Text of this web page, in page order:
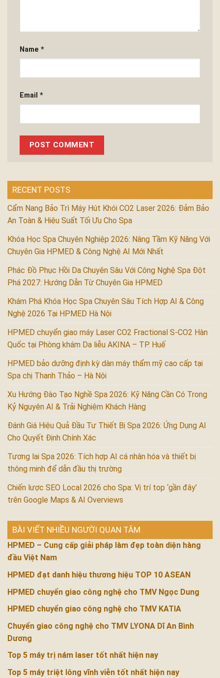
Name *
Email *
RECENT POSTS
Cẩm Nang Bảo Trì Máy Hút Khói CO2 Laser 2026: Đảm Bảo
An Toàn & Hiệu Suất Tối Ưu Cho Spa
Khóa Học Spa Chuyên Nghiệp 2026: Nâng Tầm Kỹ Năng Với
Chuyên Gia HPMED & Công Nghệ AI Mới Nhất
Phác Đồ Phục Hồi Da Chuyên Sâu Với Công Nghệ Spa Đột
Phá 2027: Hướng Dẫn Từ Chuyên Gia HPMED
Khám Phá Khóa Học Spa Chuyên Sâu Tích Hợp AI & Công
Nghệ 2026 Tại HPMED Hà Nội
HPMED chuyển giao máy Laser CO2 Fractional S-CO2 Hàn
Quốc tại Phòng khám Da liễu AKINA – TP. Huế
HPMED bảo dưỡng định kỳ dàn máy thẩm mỹ cao cấp tại
Spa chị Thanh Thảo – Hà Nội
Xu Hướng Đào Tạo Nghề Spa 2026: Kỹ Năng Cần Có Trong
Kỷ Nguyên AI & Trải Nghiệm Khách Hàng
Đánh Giá Hiệu Quả Đầu Tư Thiết Bị Spa 2026: Ứng Dụng AI
Cho Quyết Định Chính Xác
Tương lai Spa 2026: Tích hợp AI cá nhân hóa và thiết bị
thông minh để dẫn đầu thị trường
Chiến lược SEO Local 2026 cho Spa: Vị trí top ‘gần đây’
trên Google Maps & AI Overviews
BÀI VIẾT NHIỀU NGƯỜI QUAN TÂM
HPMED – Cung cấp giải pháp làm đẹp toàn diện hàng
đầu Việt Nam
HPMED đạt danh hiệu thương hiệu TOP 10 ASEAN
HPMED chuyển giao công nghệ cho TMV Ngọc Dung
HPMED chuyển giao công nghệ cho TMV KATIA
Chuyển giao công nghệ cho TMV LYONA Dĩ An Bình
Dương
Top 5 máy trị nám laser tốt nhất hiện nay
Top 5 máy triệt lông vĩnh viễn tốt nhất hiện nay